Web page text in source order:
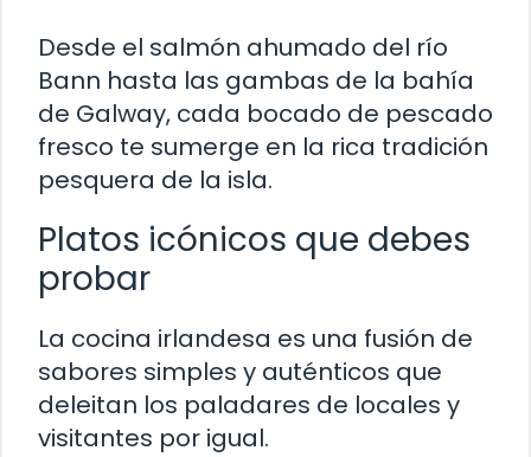
Desde el salmón ahumado del río
Bann hasta las gambas de la bahía
de Galway, cada bocado de pescado
fresco te sumerge en la rica tradición
pesquera de la isla.
Platos icónicos que debes
probar
La cocina irlandesa es una fusión de
sabores simples y auténticos que
deleitan los paladares de locales y
visitantes por igual.